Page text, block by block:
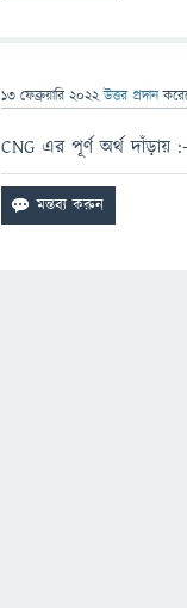
13 ফেব্রুয়ারি 2022 উত্তর প্রদান
CNG এর পূর্ণ অর্থ